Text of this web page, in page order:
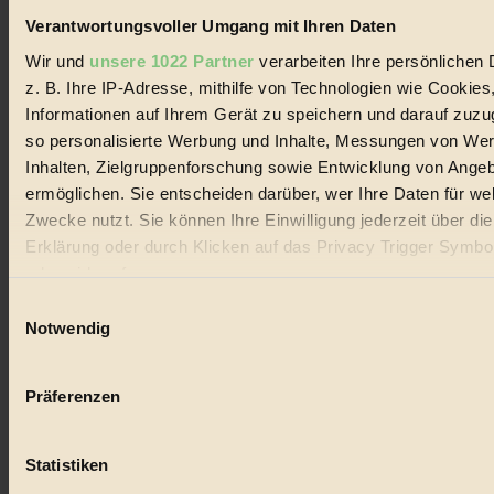
Verantwortungsvoller Umgang mit Ihren Daten
Wir und unsere 1022 Partner verarbeiten Ihre persönlichen
z. B. Ihre IP-Adresse, mithilfe von Technologien wie
Informationen auf Ihrem Gerät zu speichern und darauf
so personalisierte Werbung und Inhalte, Messungen von
Inhalten, Zielgruppenforschung sowie Entwicklung von
ermöglichen. Sie entscheiden darüber, wer Ihre Daten für
Zwecke nutzt. Sie können Ihre Einwilligung jederzeit über
Erklärung oder durch Klicken auf das Privacy Trigger
oder widerrufen
Wenn Sie es erlauben, würden wir auch gerne:
Ihr Gerät durch aktives Scannen nach bestimmten
Erfahren Sie mehr darüber, wie Ihre persönlichen Daten
Notwendig
Präferenzen
Statistiken
Der BIORAMA-Newsletter
Erhalte in regelmäßigen Abständen die aktuellsten Artikel,
Gewinnspiele & Ausgaben übersichtlich aufbereitet vom
BIORAMA-Magazin per E-Mail.
Jetzt eintragen: